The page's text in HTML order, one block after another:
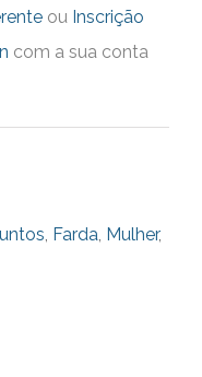
ou Inscrição
com a sua conta
, Farda, Mulher,